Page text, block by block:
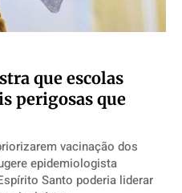
que escolas
perigosas que
vacinação dos
epidemiologista